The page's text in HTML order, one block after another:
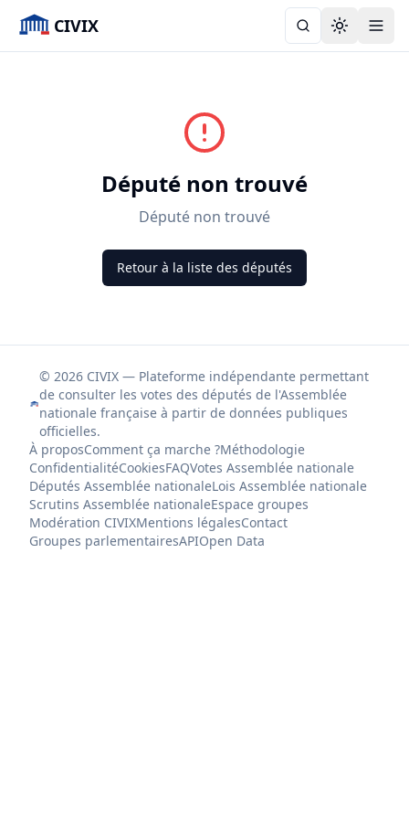
CIVIX Toggle
Député non trouvé
Député non trouvé
Retour à la liste des députés
© 2026 CIVIX — Plateforme indépendante permettant
de consulter les votes des députés de l'Assemblée
nationale française à partir de données publiques
officielles.
À proposComment ça marche ?Méthodologie
ConfidentialitéCookiesFAQVotes Assemblée nationale
Députés Assemblée nationaleLois Assemblée nationale
Scrutins Assemblée nationaleEspace groupes
Modération CIVIXMentions légalesContact
Groupes parlementairesAPIOpen Data